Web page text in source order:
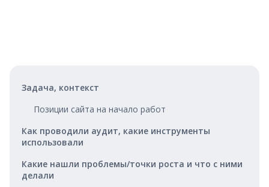
Задача, контекст
Позиции сайта на начало работ
Как проводили аудит, какие инструменты
использовали
Какие нашли проблемы/точки роста и что с ними
делали